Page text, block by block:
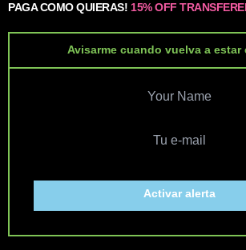
PAGA COMO QUIERAS! 15% OFF
Avisarme cuando vuelva a estar
Activar alerta